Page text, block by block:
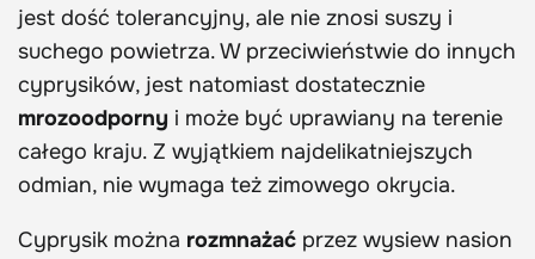
jest dość tolerancyjny, ale nie znosi suszy i
suchego powietrza. W przeciwieństwie do innych
cyprysików, jest natomiast dostatecznie
mrozoodporny i może być uprawiany na terenie
całego kraju. Z wyjątkiem najdelikatniejszych
odmian, nie wymaga też zimowego okrycia.
Cyprysik można rozmnażać przez wysiew nasion